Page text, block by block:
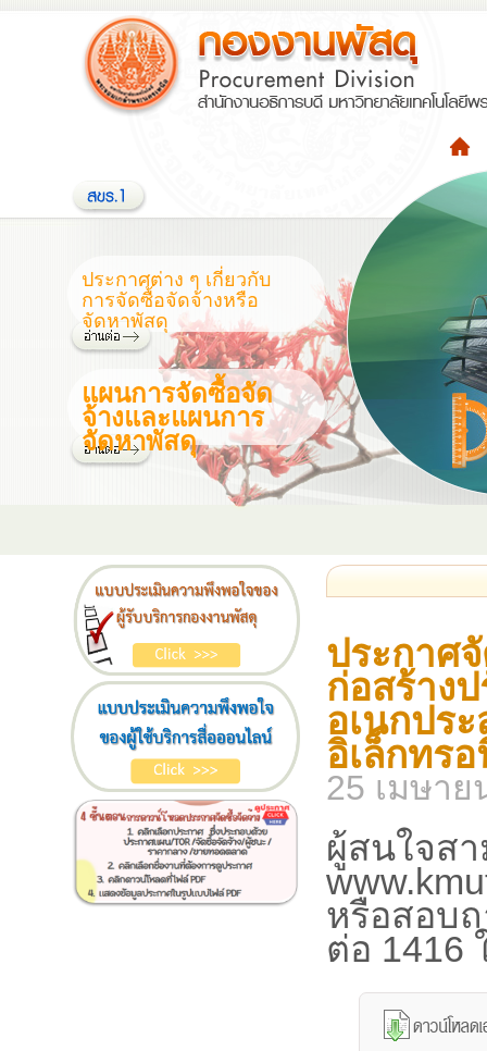
ประกาศต่าง ๆ เกี่ยวกับ
การจัดซื้อจัดจ้างหรือ
จัดหาพัสดุ
แผนการจัดซื้อจัด
จ้างและแผนการ
จัดหาพัสดุ
ประกาศ
ก่อสร้าง
อเนกปร
อิเล็กทร
25 เมษาย
ผู้สนใจส
หรือสอบ
ต่อ 1416